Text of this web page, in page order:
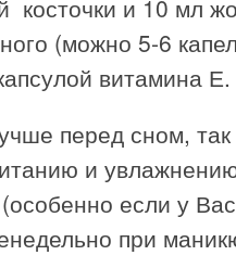
косточки и 10 мл
(можно 5-6
витамина Е.
перед сном, так
и
если у
при